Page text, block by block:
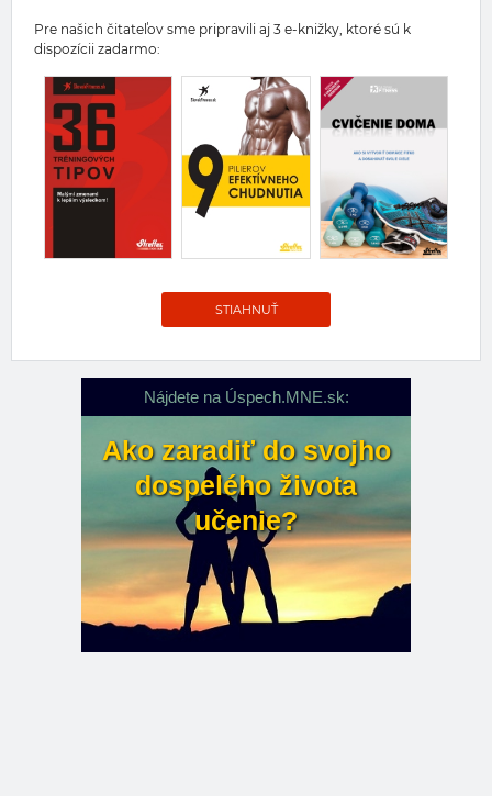
Pre našich čitateľov sme pripravili aj 3 e-knižky, ktoré sú k
dispozícii zadarmo:
STIAHNUŤ